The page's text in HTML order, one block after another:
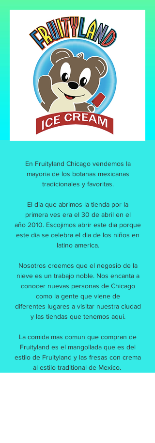
En Fruityland Chicago vendemos la
mayoria de los botanas mexicanas
tradicionales y favoritas.
El dia que abrimos la tienda por la
primera ves era el 30 de abril en el
año 2010. Escojimos abrir este dia porque
este dia se celebra el dia de los niños en
latino america.
Nosotros creemos que el negosio de la
nieve es un trabajo noble. Nos encanta a
conocer nuevas personas de Chicago
como la gente que viene de
diferentes lugares a visitar nuestra ciudad
y las tiendas que tenemos aqui.
La comida mas comun que compran de
Fruityland es el mangollada que es del
estilo de Fruityland y las fresas con crema
al estilo traditional de Mexico.